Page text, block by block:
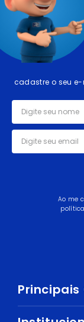
cadastre o seu
Ao me
Celular e